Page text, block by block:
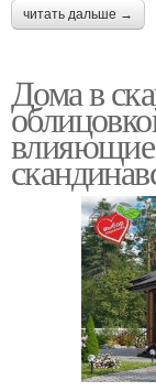
читать дальше →
Дома в